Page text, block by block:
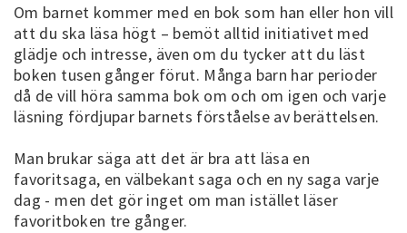
Om barnet kommer med en bok som han eller hon vill
att du ska läsa högt – bemöt alltid initiativet med
glädje och intresse, även om du tycker att du läst
boken tusen gånger förut. Många barn har perioder
då de vill höra samma bok om och om igen och varje
läsning fördjupar barnets förståelse av berättelsen.
Man brukar säga att det är bra att läsa en
favoritsaga, en välbekant saga och en ny saga varje
dag - men det gör inget om man istället läser
favoritboken tre gånger.